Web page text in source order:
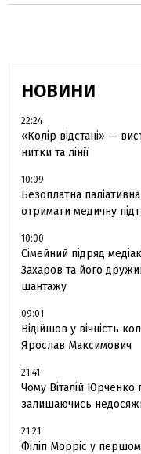
НОВИНИ
22:24
«Колір відстані» —
нитки та лінії
10:09
Безоплатна
отримати медичну
10:00
Сімейний підряд
Захаров та його
шантажу
09:01
Відійшов у вічність
Ярослав Максимович
21:41
Чому Віталій
залишаючись
21:21
Філіп Морріс у